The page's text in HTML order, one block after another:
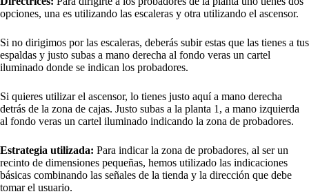
opciones, una es utilizando las escaleras y otra utilizando el ascensor.
Si no dirigimos por las escaleras, deberás subir estas que las tienes a tus
espaldas y justo subas a mano derecha al fondo veras un cartel
iluminado donde se indican los probadores.
Si quieres utilizar el ascensor, lo tienes justo aquí a mano derecha
detrás de la zona de cajas. Justo subas a la planta 1, a mano izquierda
al fondo veras un cartel iluminado indicando la zona de probadores.
Estrategia utilizada: Para indicar la zona de probadores, al ser un
recinto de dimensiones pequeñas, hemos utilizado las indicaciones
básicas combinando las señales de la tienda y la dirección que debe
tomar el usuario.